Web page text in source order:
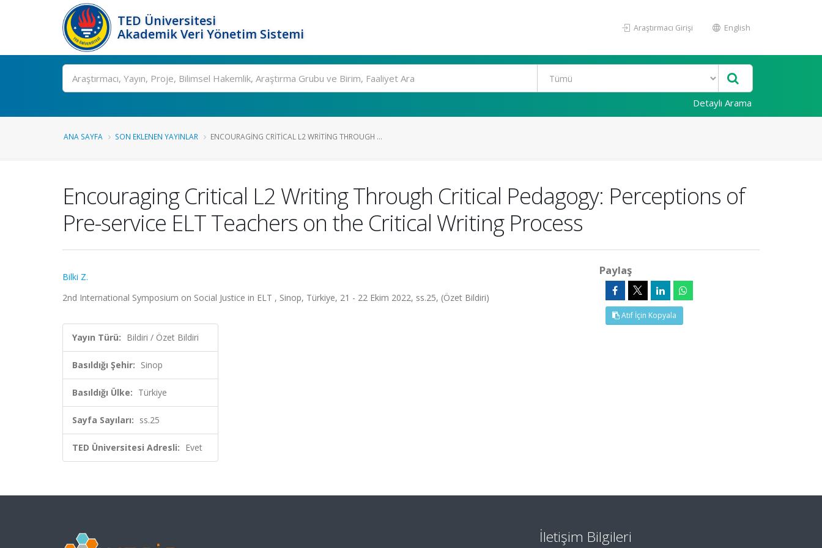
TED Üniversitesi
Akademik Veri Yönetim Sistemi
Araştırmacı Girişi English
Ara
Detaylı Arama
ANA SAYFA SON EKLENEN YAYINLAR ENCOURAGING CRITICAL L2 WRITING THROUGH ...
Encouraging Critical L2 Writing Through Critical Pedagogy: Perceptions of
Pre-service ELT Teachers on the Critical Writing Process
Bilki Z.
2nd International Symposium on Social Justice in ELT , Sinop, Türkiye, 21 - 22 Ekim 2022, ss.25, (Özet Bildiri)
Yayın Türü: Bildiri / Özet Bildiri
Basıldığı Şehir: Sinop
Basıldığı Ülke: Türkiye
Sayfa Sayıları: ss.25
TED Üniversitesi Adresli: Evet
Paylaş
Atıf İçin Kopyala
İletişim Bilgileri